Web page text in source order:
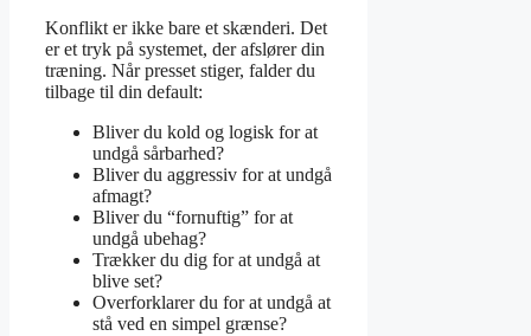
Konflikt er ikke bare et skænderi. Det
er et tryk på systemet, der afslører din
træning. Når presset stiger, falder du
tilbage til din default:
Bliver du kold og logisk for at
undgå sårbarhed?
Bliver du aggressiv for at undgå
afmagt?
Bliver du “fornuftig” for at
undgå ubehag?
Trækker du dig for at undgå at
blive set?
Overforklarer du for at undgå at
stå ved en simpel grænse?